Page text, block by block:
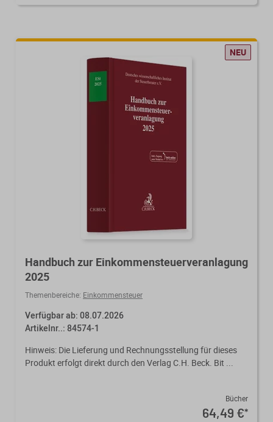
NEU
Handbuch zur Einkommensteuerveranlagung
2025
Themenbereiche: Einkommensteuer
Verfügbar ab: 08.07.2026
Artikelnr..: 84574-1
Hinweis: Die Lieferung und Rechnungsstellung für dieses
Produkt erfolgt direkt durch den Verlag C.H. Beck. Bit ...
Bücher
64,49 €*